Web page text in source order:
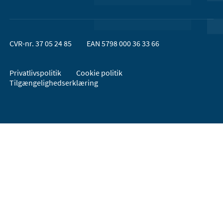
CVR-nr. 37 05 24 85 EAN 5798 000 36 33 66
Privatlivspolitik
Cookie politik
Tilgængelighedserklæring